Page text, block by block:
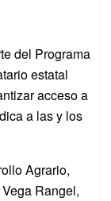
del Programa
estatal
acceso a
a las y los
Agrario,
Rangel,